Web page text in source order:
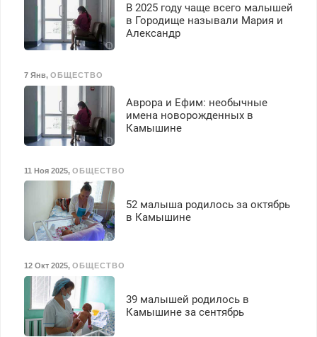
В 2025 году чаще всего малышей
в Городище называли Мария и
Александр
7 Янв, ОБЩЕСТВО
Аврора и Ефим: необычные
имена новорожденных в
Камышине
11 Ноя 2025, ОБЩЕСТВО
52 малыша родилось за октябрь
в Камышине
12 Окт 2025, ОБЩЕСТВО
39 малышей родилось в
Камышине за сентябрь